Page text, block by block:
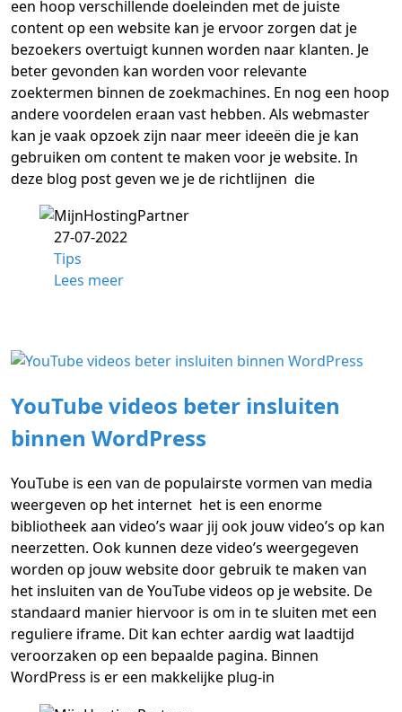
een hoop verschillende doeleinden met de juiste
content op een website kan je ervoor zorgen dat je
bezoekers overtuigt kunnen worden naar klanten. Je
beter gevonden kan worden voor relevante
zoektermen binnen de zoekmachines. En nog een hoop
andere voordelen eraan vast hebben. Als webmaster
kan je vaak opzoek zijn naar meer ideeën die je kan
gebruiken om content te maken voor je website. In
deze blog post geven we je de richtlijnen die
27-07-2022
Tips
Lees meer
YouTube videos beter insluiten
binnen WordPress
YouTube is een van de populairste vormen van media
weergeven op het internet het is een enorme
bibliotheek aan video’s waar jij ook jouw video’s op kan
neerzetten. Ook kunnen deze video’s weergegeven
worden op jouw website door gebruik te maken van
het insluiten van de YouTube videos op je website. De
standaard manier hiervoor is om in te sluiten met een
reguliere iframe. Dit kan echter aardig wat laadtijd
veroorzaken op een bepaalde pagina. Binnen
WordPress is er een makkelijke plug-in